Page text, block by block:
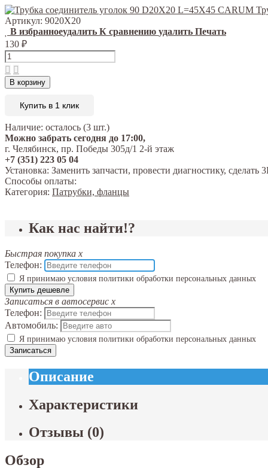
Артикул: 9020X20
В избранноеудалить К сравнению удалить Печать
130 ₽
В корзину
Купить в 1 клик
Наличие: осталось (3 шт.)
Можно забрать сегодня до 17:00,
г. Челябинск, пр. Победы 305д/1 2-й этаж
+7 (351) 223 05 04
Установка: Заменить запчасти, провести диагностику,
Способы оплаты:
Категория: Патрубки, фланцы
Как нас найти!?
Быстрая покупка x
Телефон:
Я принимаю условия политики обработки персональных данных
Купить дешевле
Записаться в автосервис x
Телефон:
Автомобиль:
Я принимаю условия политики обработки персональных данных
Записаться
Описание
Характеристики
Отзывы (0)
Обзор